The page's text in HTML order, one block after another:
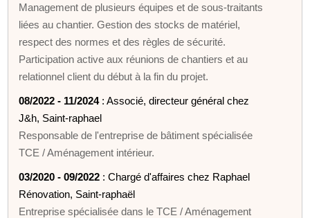
Management de plusieurs équipes et de sous-traitants
liées au chantier. Gestion des stocks de matériel,
respect des normes et des règles de sécurité.
Participation active aux réunions de chantiers et au
relationnel client du début à la fin du projet.
08/2022 - 11/2024: Associé, directeur général chez
J&h, Saint-raphael
Responsable de l'entreprise de bâtiment spécialisée
TCE / Aménagement intérieur.
03/2020 - 09/2022 : Chargé d'affaires chez Raphael
Rénovation, Saint-raphaël
Entreprise spécialisée dans le TCE / Aménagement